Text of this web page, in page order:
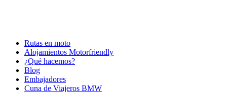
Rutas en moto
Alojamientos Motorfriendly
¿Qué hacemos?
Blog
Embajadores
Cuna de Viajeros BMW